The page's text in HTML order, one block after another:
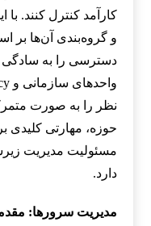
کارآمد کنترل کنند.
و گروه‌بندی آن‌ها بر
دسترسی را به سادگی
نظر را به صورت
مسئولیت مدیریت
دارد.
مدیریت سرورها: